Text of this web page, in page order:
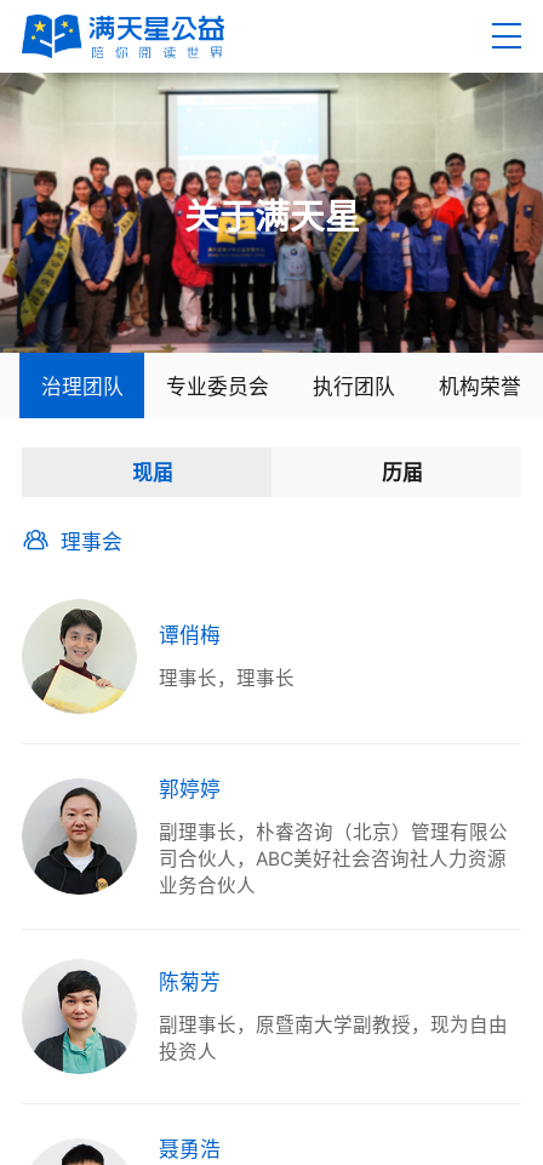
首页
机构设置
治理团队
执行团队
机构荣誉
公益项目
爱心捐赠
加入我们
关于满天星
治理团队 专业委员会 执行团队 机构荣誉
现届 历届
理事会
谭俏梅
理事长 理事长
郭婷婷
副理事长
朴睿咨询（北京）管理有限公
司合伙人，ABC美好社会咨询社人力资源
业务合伙人
陈菊芳
副理事长
原暨南大学副教授，现为自由
投资人
聂勇浩